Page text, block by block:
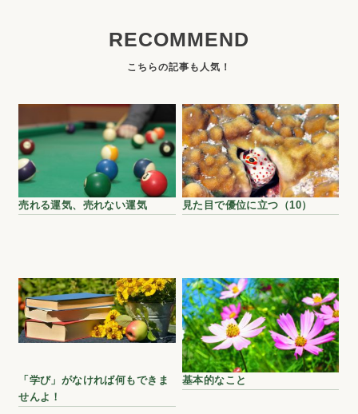
RECOMMEND
売れる運気、売れない運気 見た目で優位に立つ（10）
「学び」がなければ何もできま
せんよ！
基本的なこと